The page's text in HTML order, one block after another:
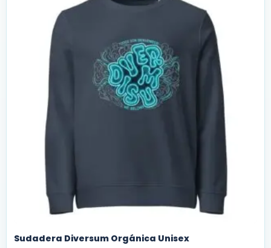
Sudadera Diversum Orgánica Unisex